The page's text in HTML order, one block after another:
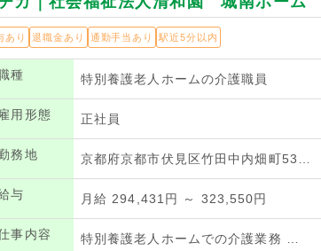
あり 退職金あり 通勤手当あり 駅近5分以内
種 特別養護老人ホームの介護職員
雇用形態 正社員
務地 京都府京都市伏見区竹田中内畑町53…
与 月給 294,431円 ～ 323,550円
事内容 特別養護老人ホームでの介護業務